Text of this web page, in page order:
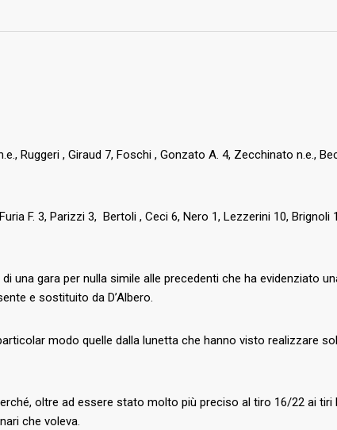
Ruggeri , Giraud 7, Foschi , Gonzato A. 4, Zecchinato n.e.,
F. 3, Parizzi 3, Bertoli , Ceci 6, Nero 1, Lezzerini 10,
una gara per nulla simile alle precedenti che ha evidenziato
e sostituito da D’Albero.
modo quelle dalla lunetta che hanno visto realizzare
oltre ad essere stato molto più preciso al tiro 16/22 ai tiri
che voleva.